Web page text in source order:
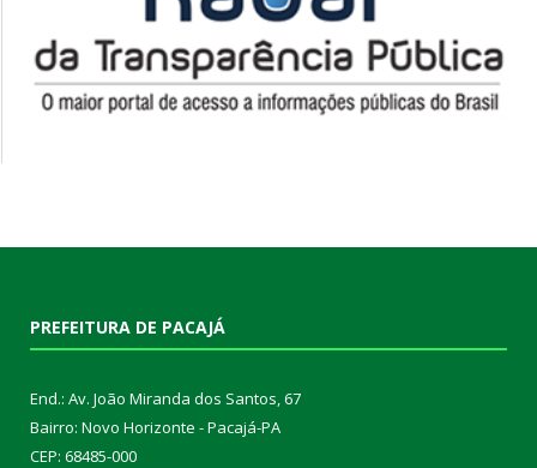
PREFEITURA DE PACAJÁ
End.: Av. João Miranda dos Santos, 67
Bairro: Novo Horizonte - Pacajá-PA
CEP: 68485-000